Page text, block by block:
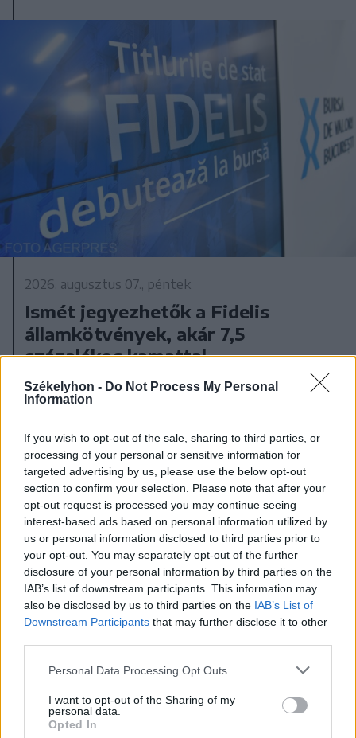
Székelyhon - Do Not Process My Personal
Information
If you wish to opt-out of the sale, sharing to third parties, or
processing of your personal or sensitive information for
targeted advertising by us, please use the below opt-out
section to confirm your selection. Please note that after your
opt-out request is processed you may continue seeing
interest-based ads based on personal information utilized by
us or personal information disclosed to third parties prior to
your opt-out. You may separately opt-out of the further
disclosure of your personal information by third parties on the
IAB’s list of downstream participants. This information may
also be disclosed by us to third parties on the IAB’s List of
Downstream Participants that may further disclose it to other
Personal Data Processing Opt Outs
I want to opt-out of the Sharing of my
personal data.
Opted In
2026. augusztus 07., péntek
Ismét jegyezhetők a Fidelis
államkötvények, akár 7,5
százalékos kamattal
2026. augusztus 07., péntek
Viharokra figyelmeztetnek Csík- és
Udvarhelyszéken